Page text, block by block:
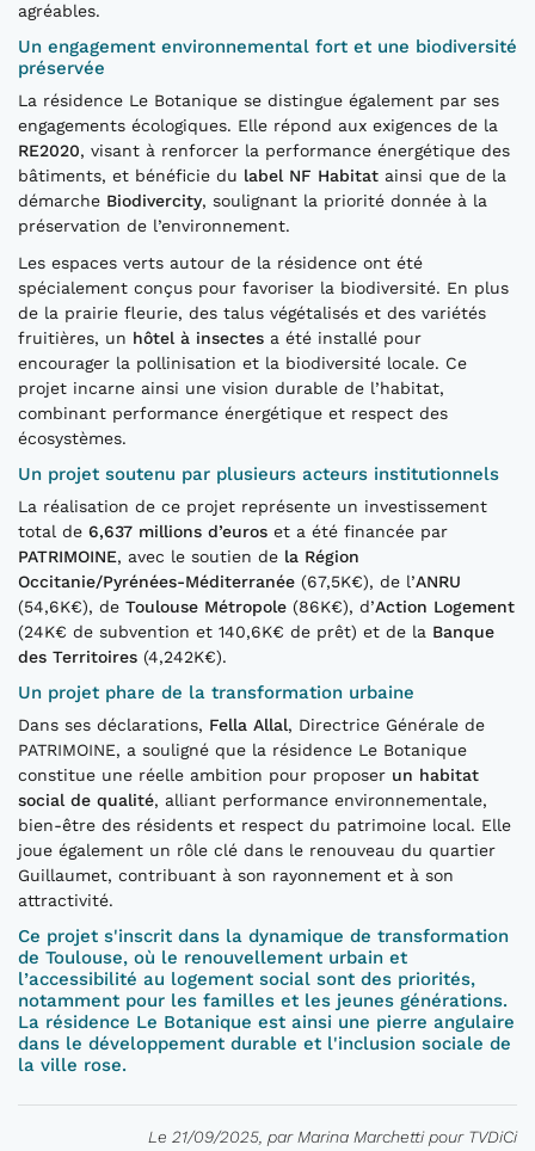
agréables.
Un engagement environnemental fort et une biodiversité
préservée
La résidence Le Botanique se distingue également par ses
engagements écologiques. Elle répond aux exigences de la
RE2020, visant à renforcer la performance énergétique des
bâtiments, et bénéficie du label NF Habitat ainsi que de la
démarche Biodivercity, soulignant la priorité donnée à la
préservation de l’environnement.
Les espaces verts autour de la résidence ont été
spécialement conçus pour favoriser la biodiversité. En plus
de la prairie fleurie, des talus végétalisés et des variétés
fruitières, un hôtel à insectes a été installé pour
encourager la pollinisation et la biodiversité locale. Ce
projet incarne ainsi une vision durable de l’habitat,
combinant performance énergétique et respect des
écosystèmes.
Un projet soutenu par plusieurs acteurs institutionnels
La réalisation de ce projet représente un investissement
total de 6,637 millions d’euros et a été financée par
PATRIMOINE, avec le soutien de la Région
Occitanie/Pyrénées-Méditerranée (67,5K€), de l’ANRU
(54,6K€), de Toulouse Métropole (86K€), d’Action Logement
(24K€ de subvention et 140,6K€ de prêt) et de la Banque
des Territoires (4,242K€).
Un projet phare de la transformation urbaine
Dans ses déclarations, Fella Allal, Directrice Générale de
PATRIMOINE, a souligné que la résidence Le Botanique
constitue une réelle ambition pour proposer un habitat
social de qualité, alliant performance environnementale,
bien-être des résidents et respect du patrimoine local. Elle
joue également un rôle clé dans le renouveau du quartier
Guillaumet, contribuant à son rayonnement et à son
attractivité.
Ce projet s'inscrit dans la dynamique de transformation
de Toulouse, où le renouvellement urbain et
l’accessibilité au logement social sont des priorités,
notamment pour les familles et les jeunes générations.
La résidence Le Botanique est ainsi une pierre angulaire
dans le développement durable et l'inclusion sociale de
la ville rose.
Le 21/09/2025, par Marina Marchetti pour TVDiCi